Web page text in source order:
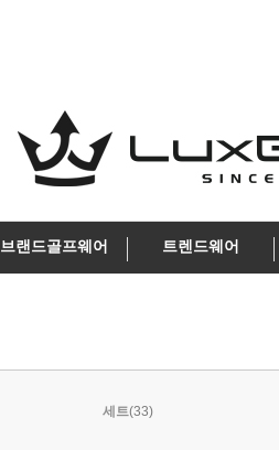
브랜드골프웨어 트렌드웨어
세트(33)